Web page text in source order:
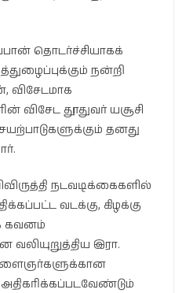
தொடர்ச்சியாகக்
நன்றி
விசேடமாக
தூதுவர் யசூசி
தனது
நடவடிக்கைகளில்
வடக்கு, கிழக்கு
கவனம்
இரா.